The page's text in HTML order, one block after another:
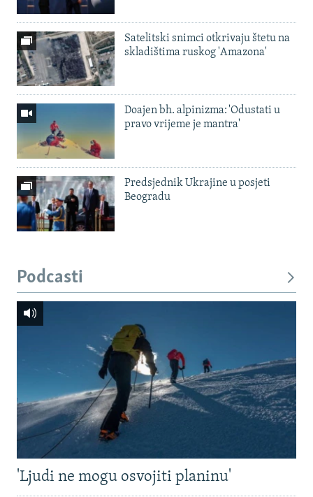
Satelitski snimci otkrivaju štetu na
skladištima ruskog 'Amazona'
Doajen bh. alpinizma: 'Odustati u
pravo vrijeme je mantra'
Predsjednik Ukrajine u posjeti
Beogradu
Podcasti
'Ljudi ne mogu osvojiti planinu'